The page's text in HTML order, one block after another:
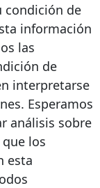
condición de
información
las
de
interpretarse
Esperamos
análisis sobre
los
esta